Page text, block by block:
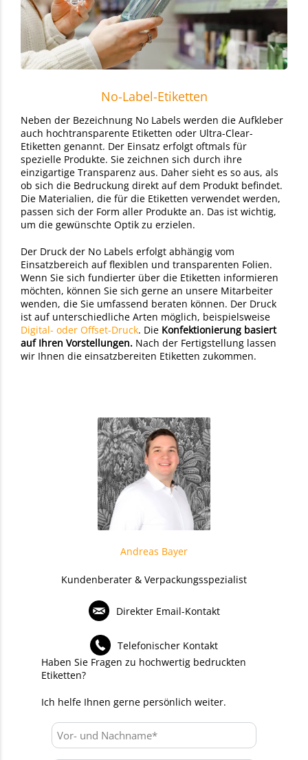
No-Label-Etiketten
Neben der Bezeichnung No Labels werden die Aufkleber
auch hochtransparente Etiketten oder Ultra-Clear-
Etiketten genannt. Der Einsatz erfolgt oftmals für
spezielle Produkte. Sie zeichnen sich durch ihre
einzigartige Transparenz aus. Daher sieht es so aus, als
ob sich die Bedruckung direkt auf dem Produkt befindet.
Die Materialien, die für die Etiketten verwendet werden,
passen sich der Form aller Produkte an. Das ist wichtig,
um die gewünschte Optik zu erzielen.
Der Druck der No Labels erfolgt abhängig vom
Einsatzbereich auf flexiblen und transparenten Folien.
Wenn Sie sich fundierter über die Etiketten informieren
möchten, können Sie sich gerne an unsere Mitarbeiter
wenden, die Sie umfassend beraten können. Der Druck
ist auf unterschiedliche Arten möglich, beispielsweise
Digital- oder Offset-Druck. Die Konfektionierung basiert
auf Ihren Vorstellungen. Nach der Fertigstellung lassen
wir Ihnen die einsatzbereiten Etiketten zukommen.
Andreas Bayer
Kundenberater & Verpackungsspezialist
Direkter Email-Kontakt
Telefonischer Kontakt
Haben Sie Fragen zu hochwertig bedruckten
Etiketten?
Ich helfe Ihnen gerne persönlich weiter.